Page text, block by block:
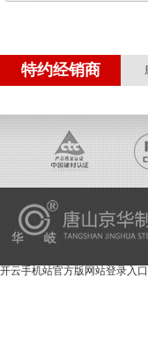
特约经销商
开云手机站官方版网站登录入口